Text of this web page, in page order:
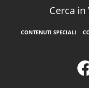
Cerca
CONTENUTI SPECIALI